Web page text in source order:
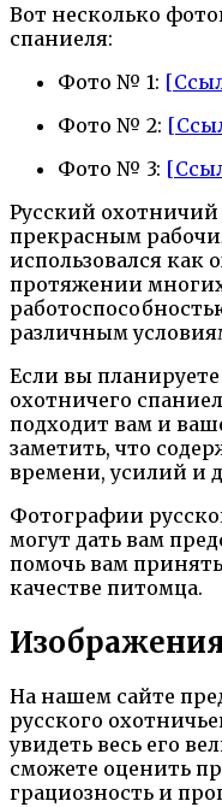
Вот несколько
спаниеля:
Фото № 1:
Фото № 2:
Фото № 3:
Русский охотничий
прекрасным
использовался как
протяжении
различным
Если вы
охотничего
подходит вам и
заметить, что
времени, усилий и
Фотографии
могут дать вам
помочь вам
качестве питомца.
На нашем сайте
русского
увидеть весь его
сможете оценить
грациозность и